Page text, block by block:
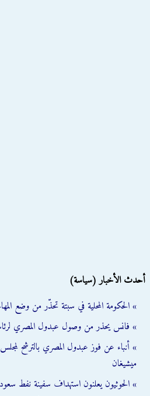
أحدث الأخبار (سياسة)
» الحكومة المحلية في سبتة تحذّر من وضع
» فانس يحذر من وصول عبدول المصري
» أنباء عن فوز عبدول المصري بالترشح
ميشيغان
» الحوثيون يعلنون استهداف سفينة نفط